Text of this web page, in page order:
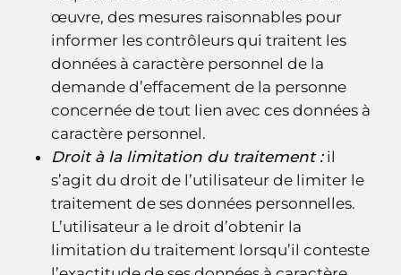
œuvre, des mesures raisonnables pour
informer les contrôleurs qui traitent les
données à caractère personnel de la
demande d’effacement de la personne
concernée de tout lien avec ces données à
caractère personnel.
Droit à la limitation du traitement :il
s’agit du droit de l’utilisateur de limiter le
traitement de ses données personnelles.
L’utilisateur a le droit d’obtenir la
limitation du traitement lorsqu’il conteste